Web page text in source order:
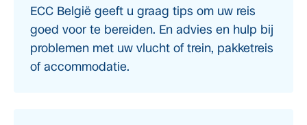
ECC België geeft u graag tips om uw reis
goed voor te bereiden. En advies en hulp bij
problemen met uw vlucht of trein, pakketreis
of accommodatie.